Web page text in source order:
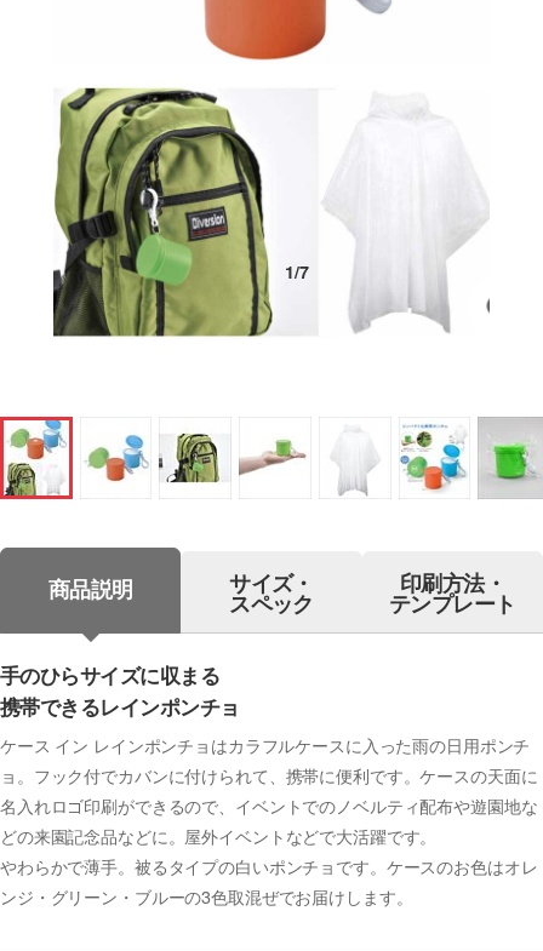
1/7
商品説明 サイズ・
スペック
印刷方法・
テンプレート
手のひらサイズに収まる
携帯できるレインポンチョ
ケース イン レインポンチョはカラフルケースに入った雨の日用ポンチ
ョ。フック付でカバンに付けられて、携帯に便利です。ケースの天面に
名入れロゴ印刷ができるので、イベントでのノベルティ配布や遊園地な
どの来園記念品などに。屋外イベントなどで大活躍です。
やわらかで薄手。被るタイプの白いポンチョです。ケースのお色はオレ
ンジ・グリーン・ブルーの3色取混ぜでお届けします。